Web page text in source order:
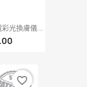
光換膚儀...
favorite_border